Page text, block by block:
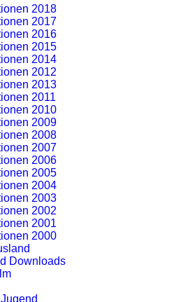
2018
2017
2016
2015
2014
2012
2013
2011
2010
2009
2008
2007
2006
2005
2004
2003
2002
2001
2000
Downloads